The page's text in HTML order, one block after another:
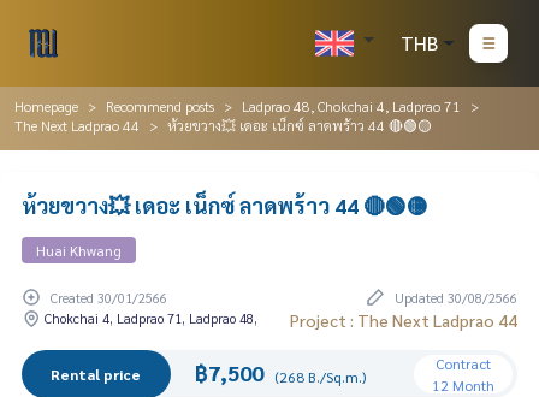
THB
Homepage Recommend posts
Ladprao 48, Chokchai 4, Ladprao 71
The Next Ladprao 44
ห้วยขวาง💥 เดอะ เน็กซ์ ลาดพร้าว 44 🔴🟢🟡
ห้วยขวาง💥 เดอะ เน็กซ์ ลาดพร้าว 44 🔴🟢🟡
Huai Khwang
Created 30/01/2566
Updated 30/08/2566
Chokchai 4, Ladprao 71, Ladprao 48,
Project : The Next Ladprao 44
Rental price ฿7,500 (268 B./Sq.m.)
Contract
12 Month